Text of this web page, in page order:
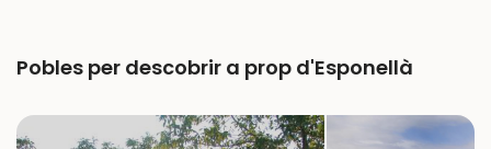
Pobles per descobrir a prop d'Esponellà